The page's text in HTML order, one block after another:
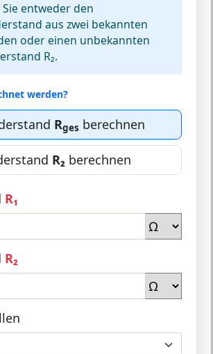
entweder den
aus zwei bekannten
oder einen unbekannten
R₂.
werden?
Rges berechnen
R₂ berechnen
R₁
R₂